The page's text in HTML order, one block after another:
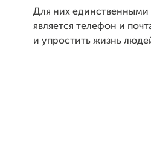
Для них
является телефон и
и упростить жизнь